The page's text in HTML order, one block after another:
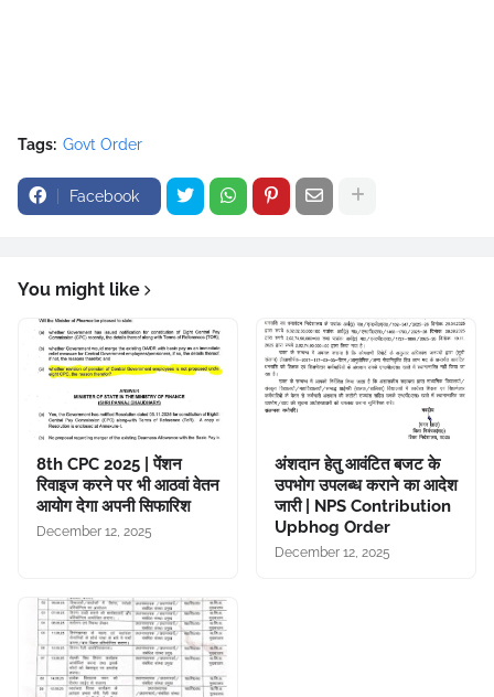
Tags: Govt Order
Facebook
You might like
8th CPC 2025 | पेंशन
रिवाइज करने पर भी आठवां वेतन
आयोग देगा अपनी सिफारिश
December 12, 2025
अंशदान हेतु आवंटित बजट के
उपभोग उपलब्ध कराने का आदेश
जारी | NPS Contribution
Upbhog Order
December 12, 2025